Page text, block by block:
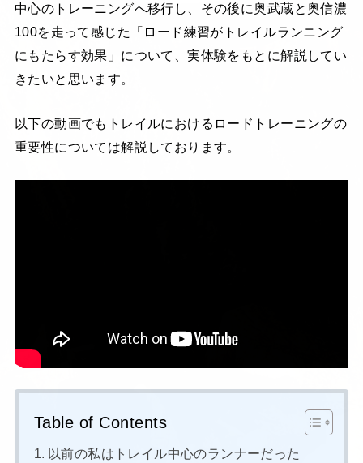
中心のトレーニングへ移行し、その後に奥武蔵と奥信濃
100を走って感じた「ロード練習がトレイルランニング
にもたらす効果」について、実体験をもとに解説してい
きたいと思います。
以下の動画でもトレイルにおけるロードトレーニングの
重要性については解説しております。
Table of Contents
以前の私はトレイル中心のランナーだった